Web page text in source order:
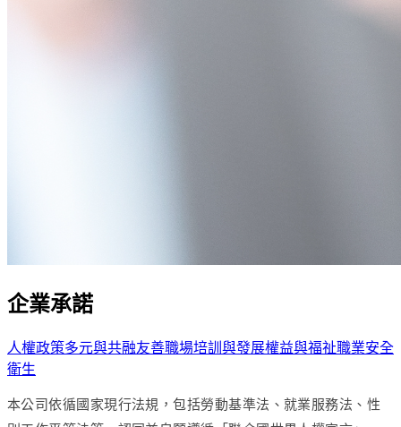
企業承諾
人權政策多元與共融友善職場培訓與發展權益與福祉職業安全
衛生
本公司依循國家現行法規，包括勞動基準法、就業服務法、性